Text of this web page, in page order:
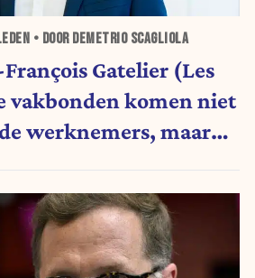
• DOOR DEMETRIO SCAGLIOLA
François Gatelier (Les
vakbonden komen niet
werknemers, maar